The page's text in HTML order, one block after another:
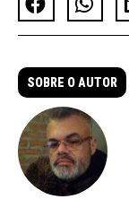
SOBRE O AUTOR